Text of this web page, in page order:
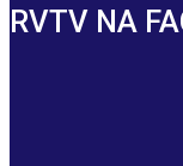
RVTV NA